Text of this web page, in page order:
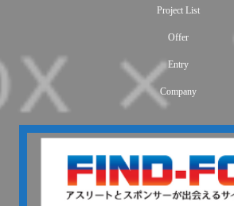
フジテレビ『めざましテレビ キラビト
Project List
Offer
Entry
Company